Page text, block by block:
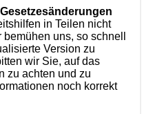
in Teilen nicht
uns, so schnell
Version zu
wir Sie, auf das
zu achten und zu
noch korrekt